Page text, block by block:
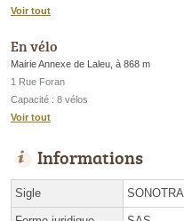
Voir tout
En vélo
Mairie Annexe de Laleu, à 868 m
1 Rue Foran
Capacité : 8 vélos
Voir tout
Informations
Sigle SONOTRA